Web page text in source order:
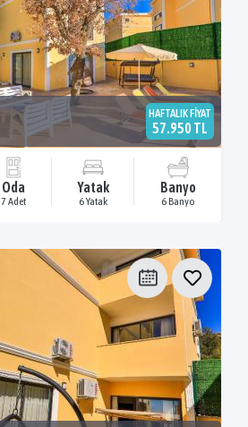
HAFTALIK FİYAT
57.950 TL
Oda
7 Adet
Yatak
6 Yatak
Banyo
6 Banyo